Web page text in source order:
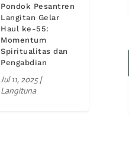
Pondok Pesantren
Langitan Gelar
Haul ke-55:
Momentum
Spiritualitas dan
Pengabdian
Jul 11, 2025|
Langituna